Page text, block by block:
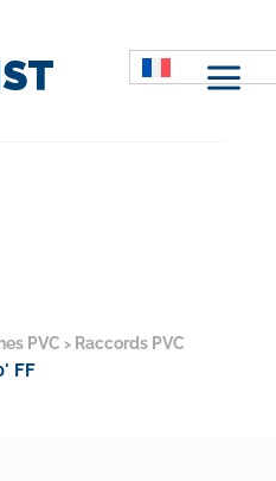
M
PVC > Raccords PVC
FF